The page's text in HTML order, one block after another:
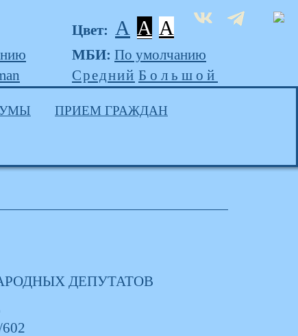
Цвет: A A A
МБИ: По умолчанию
Средний Большой
ПРИЕМ ГРАЖДАН
ДЕПУТАТОВ
602